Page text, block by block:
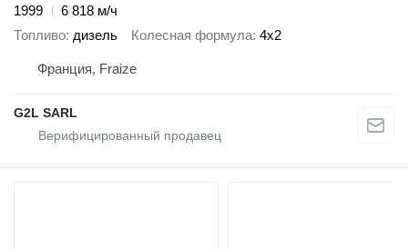
1999
6 818 м/ч
Топливо дизель Колесная формула 4x2
Франция, Fraize
G2L SARL